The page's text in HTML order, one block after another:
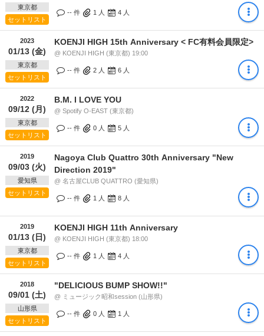
東京都
セットリスト
-- 件 1 人 4 人
2023
01/13 (金)
東京都
セットリスト
KOENJI HIGH 15th Anniversary < FC有料会員限定>
@ KOENJI HIGH (東京都) 19:00
-- 件 2 人 6 人
2022
09/12 (月)
東京都
セットリスト
B.M. I LOVE YOU
@ Spotify O-EAST (東京都)
-- 件 0 人 5 人
2019
09/03 (火)
愛知県
セットリスト
Nagoya Club Quattro 30th Anniversary "New
Direction 2019"
@ 名古屋CLUB QUATTRO (愛知県)
-- 件 1 人 8 人
2019
01/13 (日)
東京都
セットリスト
KOENJI HIGH 11th Anniversary
@ KOENJI HIGH (東京都) 18:00
-- 件 1 人 4 人
2018
09/01 (土)
山形県
セットリスト
"DELICIOUS BUMP SHOW!!"
@ ミュージック昭和session (山形県)
-- 件 0 人 1 人